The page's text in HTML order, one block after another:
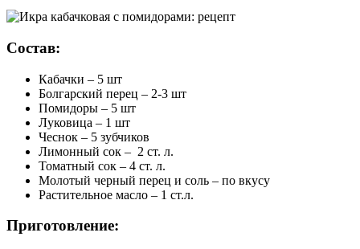
Состав:
Кабачки – 5 шт
Болгарский перец – 2-3 шт
Помидоры – 5 шт
Луковица – 1 шт
Чеснок – 5 зубчиков
Лимонный сок – 2 ст. л.
Томатный сок – 4 ст. л.
Молотый черный перец и соль – по вкусу
Растительное масло – 1 ст.л.
Приготовление: